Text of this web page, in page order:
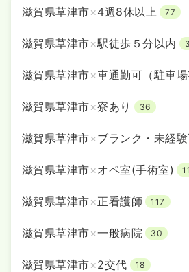
気になる
（休憩45分）
気になる
夜勤のみ（パート）
給与
お問い合わせください
時間 16:45～9:00
（休憩45分）
ブランク可
滋賀県草津市×4週8休以上 77
滋賀県草津市×駅徒歩５分以内
滋賀県草津市×車通勤可（駐車場
滋賀県草津市×寮あり 36
滋賀県草津市×ブランク・未経
滋賀県草津市×オペ室(手術室) 11
滋賀県草津市×正看護師 117
滋賀県草津市×一般病院 30
滋賀県草津市×2交代 18